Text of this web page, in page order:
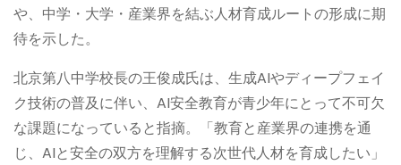
や、中学・大学・産業界を結ぶ人材育成ルートの形成に期
待を示した。
北京第八中学校長の王俊成氏は、生成AIやディープフェイ
ク技術の普及に伴い、AI安全教育が青少年にとって不可欠
な課題になっていると指摘。「教育と産業界の連携を通
じ、AIと安全の双方を理解する次世代人材を育成したい」